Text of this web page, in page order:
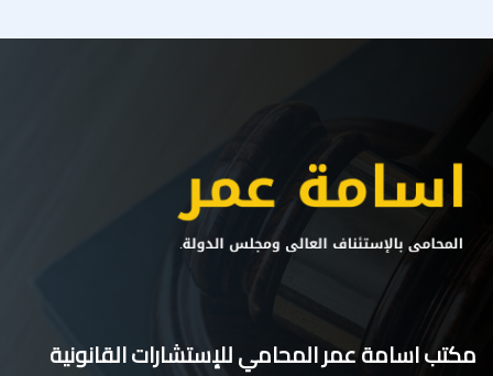
مكتب اسامة عمر المحامي للإستشارات القانونية